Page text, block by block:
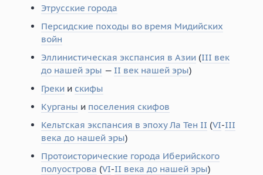
Этрусские города
Персидские походы во время Мидийских
войн
Эллинистическая экспансия в Азии (III век
до нашей эры — II век нашей эры)
Греки и скифы
Курганы и поселения скифов
Кельтская экспансия в эпоху Ла Тен II (VI-III
века до нашей эры)
Протоисторические города Иберийского
полуострова (VI-II века до нашей эры)